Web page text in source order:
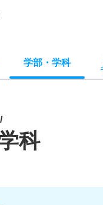
学部 ・ 学科
科